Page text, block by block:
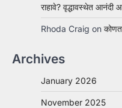
राहावे? वृद्धावस्थेत आनंदी
Rhoda Craig on
Archives
January 2026
November 2025